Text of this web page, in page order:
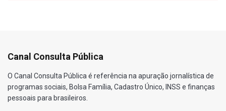
Canal Consulta Pública
O Canal Consulta Pública é referência na apuração jornalística de
programas sociais, Bolsa Família, Cadastro Único, INSS e finanças
pessoais para brasileiros.